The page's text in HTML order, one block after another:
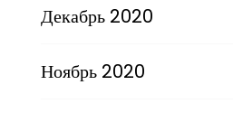
Декабрь 2020
Ноябрь 2020